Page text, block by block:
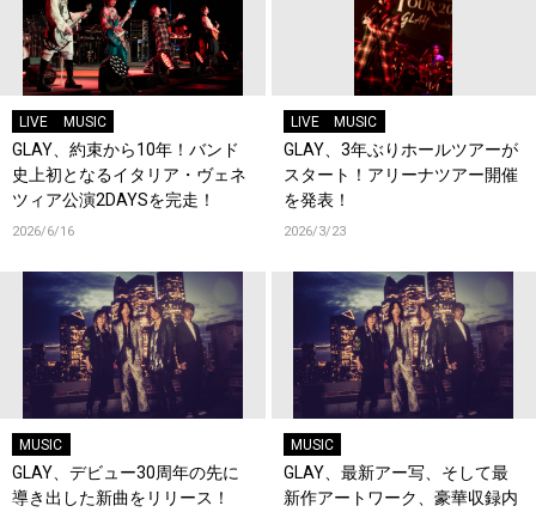
LIVE MUSIC
GLAY、約束から10年！バンド
史上初となるイタリア・ヴェネ
ツィア公演2DAYSを完走！
2026/6/16
LIVE MUSIC
GLAY、3年ぶりホールツアーが
スタート！アリーナツアー開催
を発表！
2026/3/23
MUSIC
GLAY、デビュー30周年の先に
導き出した新曲をリリース！
MUSIC
GLAY、最新アー写、そして最
新作アートワーク、豪華収録内